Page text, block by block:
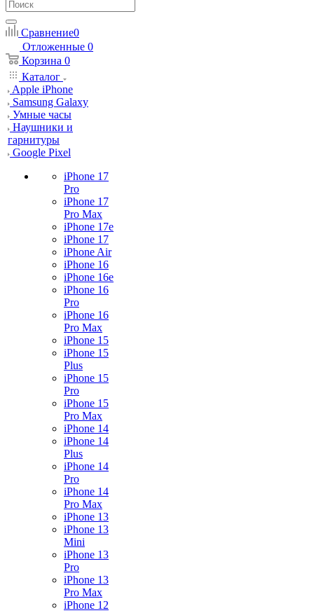
Сравнение0
Отложенные 0
Корзина 0
Каталог
Apple iPhone
Samsung Galaxy
Умные часы
Наушники и
гарнитуры
Google Pixel
iPhone 17
Pro
iPhone 17
Pro Max
iPhone 17e
iPhone 17
iPhone Air
iPhone 16
iPhone 16e
iPhone 16
Pro
iPhone 16
Pro Max
iPhone 15
iPhone 15
Plus
iPhone 15
Pro
iPhone 15
Pro Max
iPhone 14
iPhone 14
Plus
iPhone 14
Pro
iPhone 14
Pro Max
iPhone 13
iPhone 13
Mini
iPhone 13
Pro
iPhone 13
Pro Max
iPhone 12